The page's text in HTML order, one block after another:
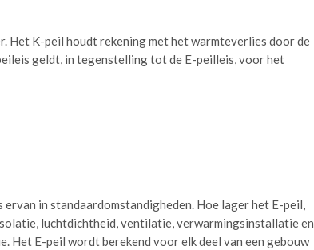
Het K-peil houdt rekening met het warmteverlies door de
geldt, in tegenstelling tot de E-peilleis, voor het
in standaardomstandigheden. Hoe lager het E-peil,
luchtdichtheid, ventilatie, verwarmingsinstallatie en
Het E-peil wordt berekend voor elk deel van een gebouw